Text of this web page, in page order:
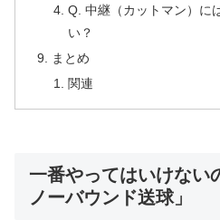
Q. 中継（カットマン）に
い？
まとめ
関連
一番やってはいけない
ノーバウンド送球」